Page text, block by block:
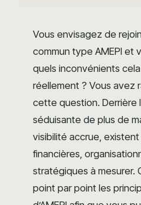
Vous envisagez de
commun type AMEPI et
quels inconvénients
réellement ? Vous avez
cette question. Derrière
séduisante de plus de
visibilité accrue, existent
financières,
stratégiques à mesurer.
point par point les